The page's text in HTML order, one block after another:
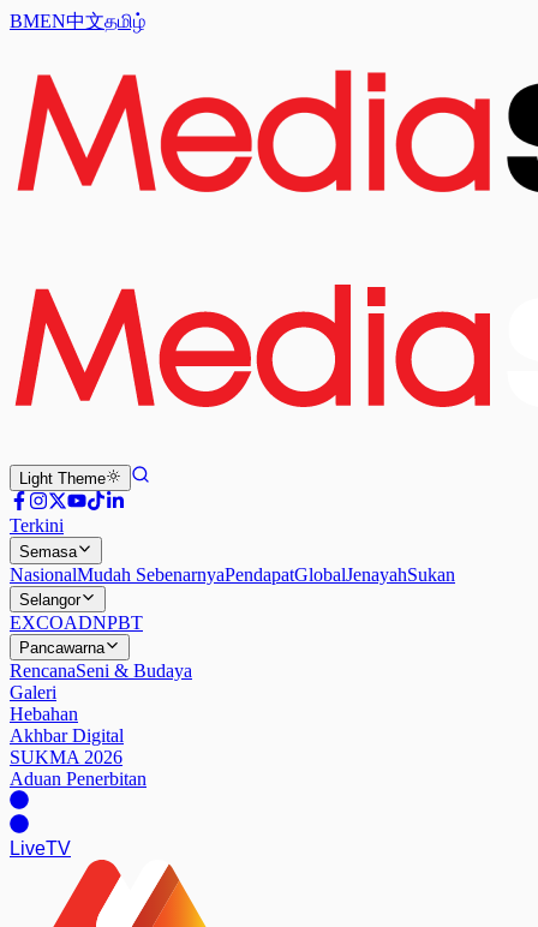
BMEN中文தமிழ்
Light Theme
Terkini
Semasa
NasionalMudah SebenarnyaPendapatGlobalJenayahSukan
Selangor
EXCOADNPBT
Pancawarna
RencanaSeni & Budaya
Galeri
Hebahan
Akhbar Digital
SUKMA 2026
Aduan Penerbitan
LiveTV